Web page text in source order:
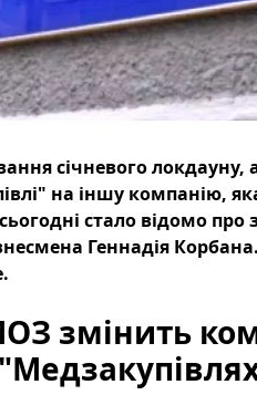
січневого локдауну,
на іншу компанію,
стало відомо про
Геннадія
змінить